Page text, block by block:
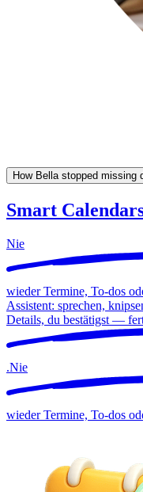
How Bella stopped missing
Smart
Nie
wieder Termine, To-dos
Assistent: sprechen,
Details, du bestätigst —
.Nie
wieder Termine, To-dos